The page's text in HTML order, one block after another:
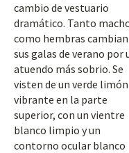
cambio de vestuario
dramático. Tanto
como hembras cambian
sus galas de verano por
atuendo más sobrio. Se
visten de un verde limón
vibrante en la parte
superior, con un vientre
blanco limpio y un
contorno ocular blanco